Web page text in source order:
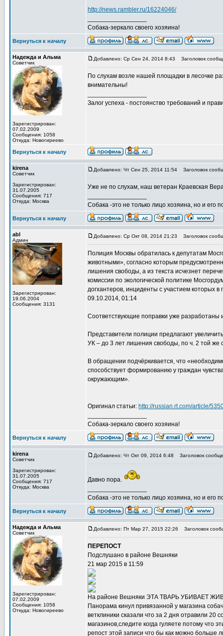
http://news.rambler.ru/16224046/
Собака-зеркало своего хозяина!
Вернуться к началу
Надежда и Альма
Советчик
Зарегистрирован:
07.02.2009
Сообщения: 1058
Откуда: Новогиреево
Добавлено: Ср Сен 24, 2014 8:43 Заголовок
По слухам возле нашей площадки в лесочке
внимательны!
Залог успеха - постоянство требований и
Вернуться к началу
kirena
Советчик
Зарегистрирован:
31.07.2005
Сообщения: 717
Откуда: Москва
Добавлено: Чт Сен 25, 2014 11:54 Заголовок
Уже не по слухам, наш ветеран Краевская
Собака -это не только лицо хозяина, но и его
Вернуться к началу
abl
Админ
Зарегистрирован:
19.06.2004
Сообщения: 3131
Добавлено: Ср Окт 08, 2014 21:23 Заголовок
Полиция Москвы обратилась к депутатам
животными», согласно которым
лишения свободы, а из текста исчезнет
комиссии по экологической политике
догхантеров, инциденты с участием которых
09.10.2014, 01:14
Соответствующие поправки уже разработаны
Представители полиции предлагают
УК – до 3 лет лишения свободы, по ч. 2 той же
В обращении подчёркивается, что
способствует формированию у граждан
окружающим».
Оригинал статьи: http://russian.rt.com/article/
Собака-зеркало своего хозяина!
Вернуться к началу
kirena
Советчик
Зарегистрирован:
31.07.2005
Сообщения: 717
Откуда: Москва
Добавлено: Чт Окт 09, 2014 6:48 Заголовок
Давно пора.
Собака -это не только лицо хозяина, но и его
Вернуться к началу
Надежда и Альма
Советчик
Зарегистрирован:
07.02.2009
Сообщения: 1058
Откуда: Новогиреево
Добавлено: Пт Мар 27, 2015 22:26 Заголовок
ПЕРЕПОСТ
Подслушано в районе Вешняки
21 мар 2015 в 11:59
На районе Вешняки ЭТА ТВАРЬ УБИВАЕТ
Панорама кинул привязанной у магазина
ветклиники сказали что за 2 дня отравили 20
магазинов,следите когда гуляете потому что
репост этой записи что бы как можно больше